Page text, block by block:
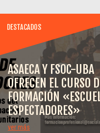
DESTACADOS
ASAECA Y FSOC-UBA
OFRECEN EL CURSO
FORMACIÓN
ESPECTADORES»
ver más